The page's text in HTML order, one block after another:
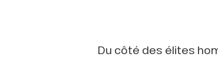
Du côté des élites